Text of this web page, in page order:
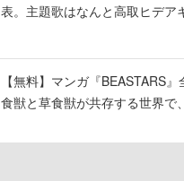
表。主題歌はなんと高取ヒデア
【無料】マンガ『BEASTARS
食獣と草食獣が共存する世界で